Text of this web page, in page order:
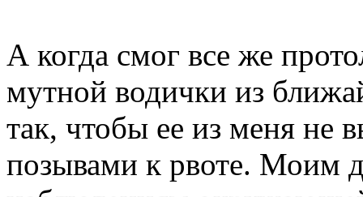
А когда смог все же
мутной водички из
так, чтобы ее из меня не
позывами к рвоте. Моим